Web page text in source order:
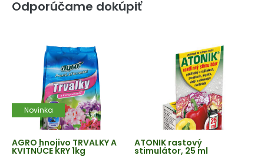
Odporúčame dokúpiť
Novinka
AGRO hnojivo TRVALKY A
KVITNÚCE KRY 1kg
ATONIK rastový
stimulátor, 25 ml